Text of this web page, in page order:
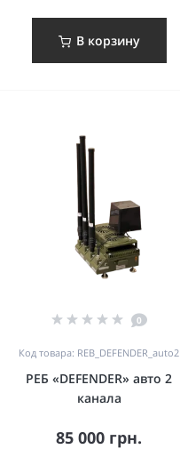
В корзину
0
Код товара: REB_DEFENDER_auto2
РЕБ «DEFENDER» авто 2
канала
85 000 грн.